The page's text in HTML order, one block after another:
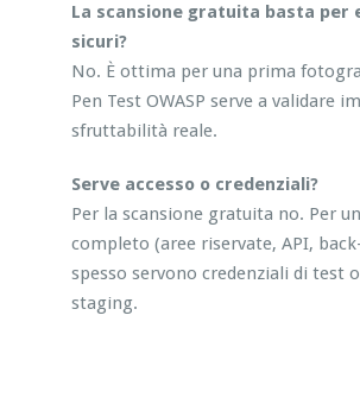
La scansione gratuita basta per
sicuri?
No. È ottima per una prima
Pen Test OWASP serve a validare
sfruttabilità reale.
Serve accesso o credenziali?
Per la scansione gratuita no. Per
completo (aree riservate, API,
spesso servono credenziali di test
staging.